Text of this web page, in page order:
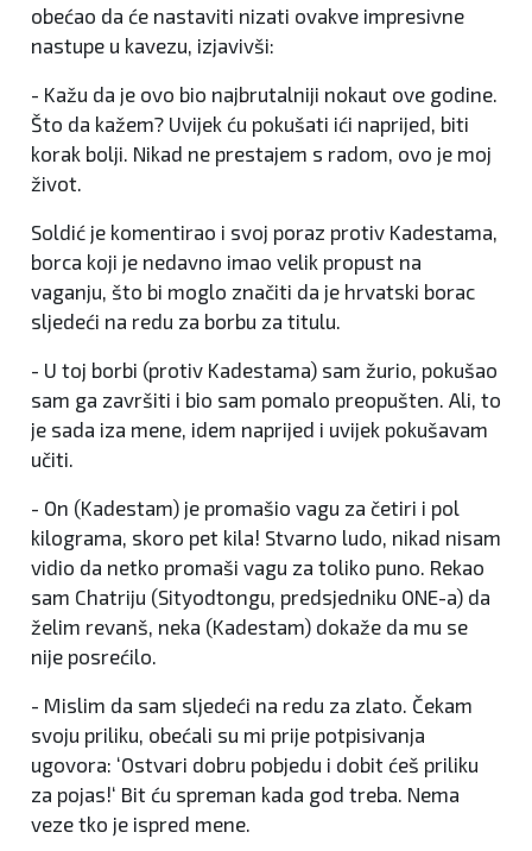
obećao da će nastaviti nizati ovakve impresivne
nastupe u kavezu, izjavivši:
- Kažu da je ovo bio najbrutalniji nokaut ove godine.
Što da kažem? Uvijek ću pokušati ići naprijed, biti
korak bolji. Nikad ne prestajem s radom, ovo je moj
život.
Soldić je komentirao i svoj poraz protiv Kadestama,
borca koji je nedavno imao velik propust na
vaganju, što bi moglo značiti da je hrvatski borac
sljedeći na redu za borbu za titulu.
- U toj borbi (protiv Kadestama) sam žurio, pokušao
sam ga završiti i bio sam pomalo preopušten. Ali, to
je sada iza mene, idem naprijed i uvijek pokušavam
učiti.
- On (Kadestam) je promašio vagu za četiri i pol
kilograma, skoro pet kila! Stvarno ludo, nikad nisam
vidio da netko promaši vagu za toliko puno. Rekao
sam Chatriju (Sityodtongu, predsjedniku ONE-a) da
želim revanš, neka (Kadestam) dokaže da mu se
nije posrećilo.
- Mislim da sam sljedeći na redu za zlato. Čekam
svoju priliku, obećali su mi prije potpisivanja
ugovora: ‘Ostvari dobru pobjedu i dobit ćeš priliku
za pojas!‘ Bit ću spreman kada god treba. Nema
veze tko je ispred mene.